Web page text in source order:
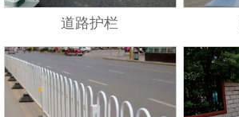
道路护栏